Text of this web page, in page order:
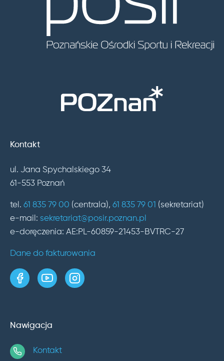
Kontakt
ul. Jana Spychalskiego 34
61-553 Poznań
tel. 61 835 79 00 (centrala), 61 835 79 01 (sekretariat)
e-mail: sekretariat@posir.poznan.pl
e-doręczenia: AE:PL-60859-21453-BVTRC-27
Dane do fakturowania
strona w serwisie Facebook
kanał w serwisie YouTube
profil w serwisie Instagram
Nawigacja
Kontakt